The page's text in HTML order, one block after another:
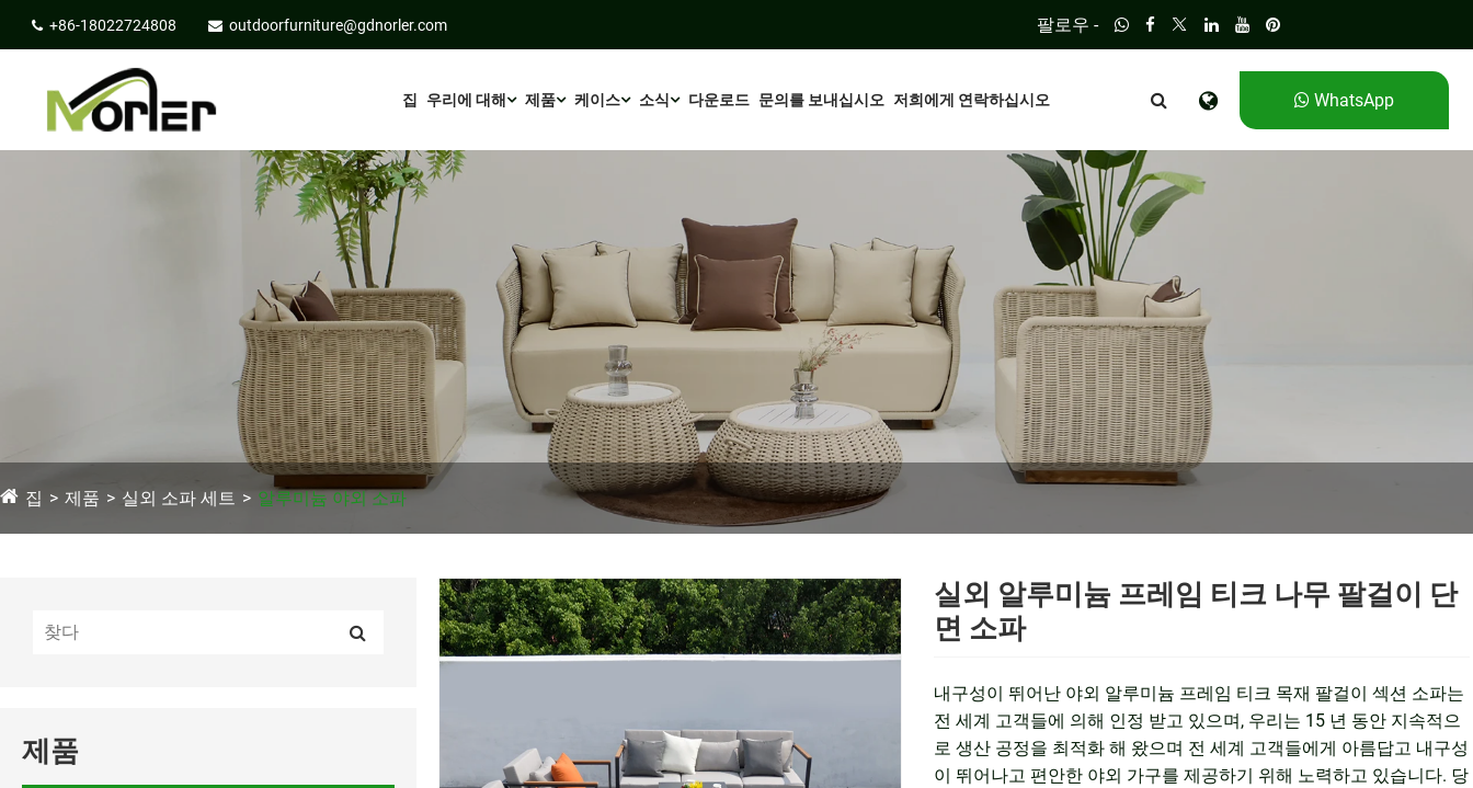
+86-18022724808 outdoorfurniture@gdnorler.com 팔로우 -
집 우리에 대해 제품 케이스 소식 다운로드 문의를 보내십시오 저희에게 연락하십시오 WhatsApp
집 제품 실외 소파 세트 알루미늄 야외 소파
제품
실외 알루미늄 프레임 티크 나무 팔걸이 단
면 소파
내구성이 뛰어난 야외 알루미늄 프레임 티크 목재 팔걸이 섹션 소파는
전 세계 고객들에 의해 인정 받고 있으며, 우리는 15 년 동안 지속적으
로 생산 공정을 최적화 해 왔으며 전 세계 고객들에게 아름답고 내구성
이 뛰어나고 편안한 야외 가구를 제공하기 위해 노력하고 있습니다. 당